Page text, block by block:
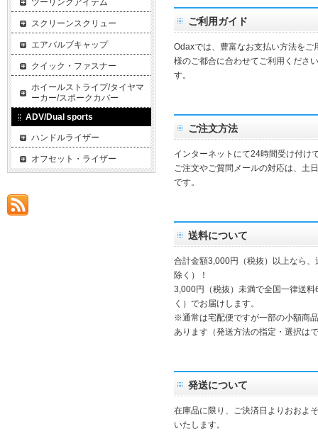
ご利用ガイド
Odaxでは、豊富なお支払い方法を
様のご都合に合わせてご利用くださ
す。
ご注文方法
インターネットにて24時間受け付け
ご注文やご質問メールの対応は、土
です。
送料について
合計金額3,000円（税抜）以上なら
除く）！
3,000円（税抜）未満で全国一律送
く）でお届けします。
※通常は宅配便ですが一部の小額商
あります（発送方法の指定・選択は
発送について
在庫品に限り、ご決済日よりおおよ
いたします。
ツーリングアイテム
スクリーンスクリュー
エアバルブキャップ
クイック・ファスナー
ホイールストライプ/タイヤマ
ーカー/スポークカバー
ADV/Dual sports
ハンドルライザー
オフセット・ライザー